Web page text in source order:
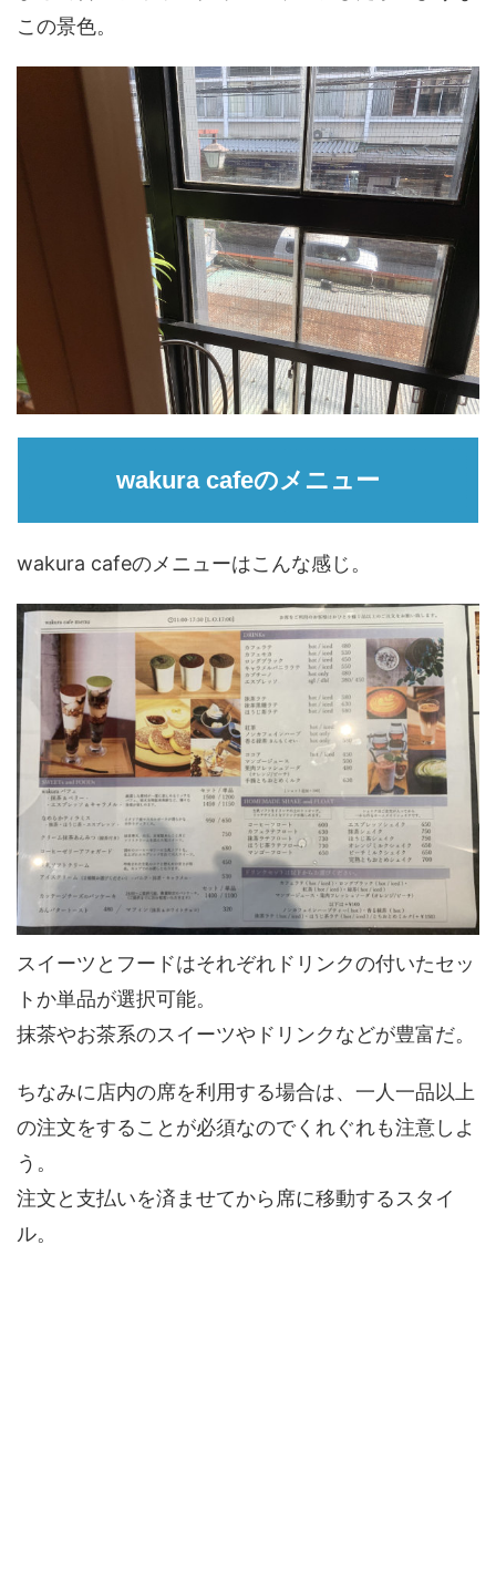
この景色。
wakura cafeのメニュー
wakura cafeのメニューはこんな感じ。
スイーツとフードはそれぞれドリンクの付いたセッ
トか単品が選択可能。
抹茶やお茶系のスイーツやドリンクなどが豊富だ。
ちなみに店内の席を利用する場合は、一人一品以上
の注文をすることが必須なのでくれぐれも注意しよ
う。
注文と支払いを済ませてから席に移動するスタイ
ル。